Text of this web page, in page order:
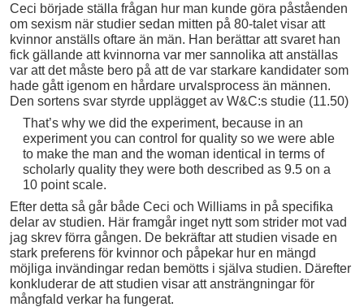
Ceci började ställa frågan hur man kunde göra påståenden
om sexism när studier sedan mitten på 80-talet visar att
kvinnor anställs oftare än män. Han berättar att svaret han
fick gällande att kvinnorna var mer sannolika att anställas
var att det måste bero på att de var starkare kandidater som
hade gått igenom en hårdare urvalsprocess än männen.
Den sortens svar styrde upplägget av W&C:s studie (11.50)
That’s why we did the experiment, because in an
experiment you can control for quality so we were able
to make the man and the woman identical in terms of
scholarly quality they were both described as 9.5 on a
10 point scale.
Efter detta så går både Ceci och Williams in på specifika
delar av studien. Här framgår inget nytt som strider mot vad
jag skrev förra gången. De bekräftar att studien visade en
stark preferens för kvinnor och påpekar hur en mängd
möjliga invändingar redan bemötts i själva studien. Därefter
konkluderar de att studien visar att ansträngningar för
mångfald verkar ha fungerat.